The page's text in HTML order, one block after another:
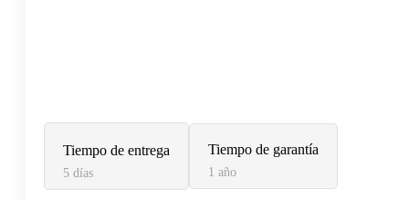
Tiempo de entrega
5 días
Tiempo de garantía
1 año